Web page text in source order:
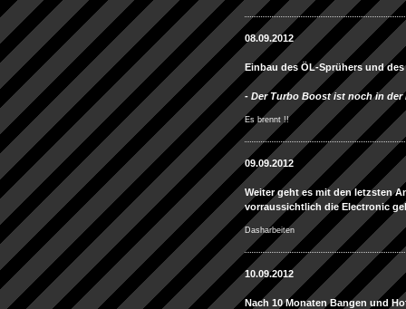
08.09.2012
Einbau des ÖL-Sprühers und
- Der Turbo Boost ist noch in
Es brennt !!
09.09.2012
Weiter geht es mit den letzsten
vorraussichtlich die Electronic
Dasharbeiten
10.09.2012
Nach 10 Monaten Bangen und